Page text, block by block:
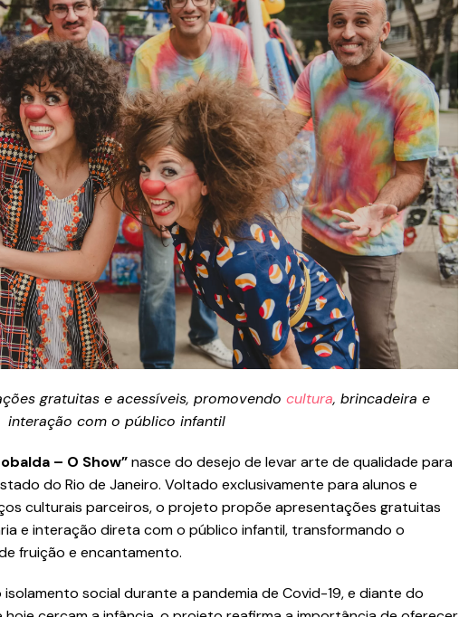
gratuitas e acessíveis, promovendo cultura, brincadeira e
interação com o público infantil
– O Show”nasce do desejo de levar arte de qualidade para
do Rio de Janeiro. Voltado exclusivamente para alunos e
culturais parceiros, o projeto propõe apresentações gratuitas
e interação direta com o público infantil, transformando o
fruição e encantamento.
social durante a pandemia de Covid-19, e diante do